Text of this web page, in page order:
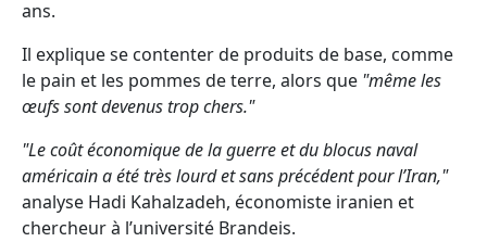
ans.
Il explique se contenter de produits de base, comme
le pain et les pommes de terre, alors que "même les
œufs sont devenus trop chers."
"Le coût économique de la guerre et du blocus naval
américain a été très lourd et sans précédent pour l’Iran,"
analyse Hadi Kahalzadeh, économiste iranien et
chercheur à l’université Brandeis.